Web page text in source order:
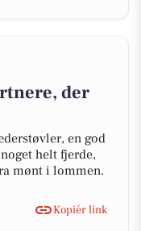
der
en god
helt fjerde,
mønt i lommen.
Kopiér link